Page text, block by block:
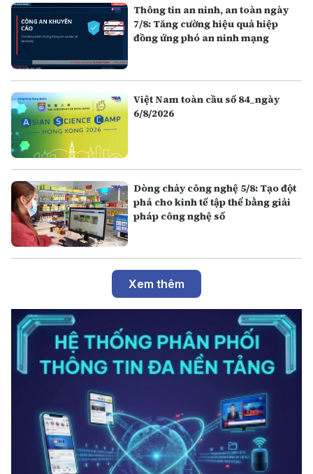
Thông tin an ninh, an toàn ngày
7/8: Tăng cường hiệu quả hiệp
đồng ứng phó an ninh mạng
Việt Nam toàn cầu số 84_ngày
6/8/2026
Dòng chảy công nghệ 5/8: Tạo đột
phá cho kinh tế tập thể bằng giải
pháp công nghệ số
Xem thêm